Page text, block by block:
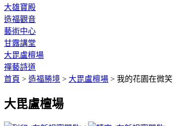
大雄寶殿
造福觀音
藝術中心
甘露講堂
大毘盧檀場
禪藝詩道
首頁 > 造福勝境 > 大毘盧檀場 > 我的花園在微笑
大毘盧檀場